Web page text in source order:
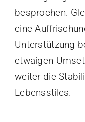
besprochen.
eine
Unterstützung
etwaigen
weiter die
Lebensstiles.